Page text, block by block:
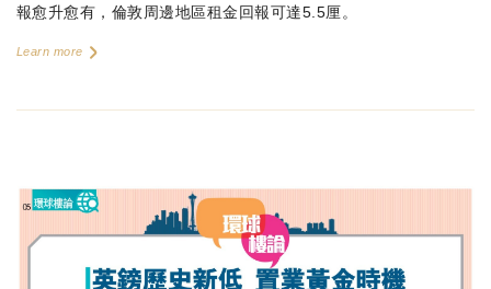
報愈升愈有，倫敦周邊地區租金回報可達5.5厘。
Learn more